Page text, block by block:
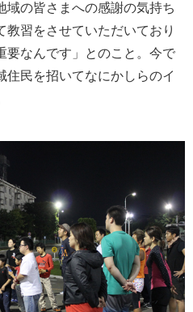
域の皆さまへの感謝の気持ち
習をさせていただいており
要なんです」とのこと。今で
住民を招いてなにかしらのイ